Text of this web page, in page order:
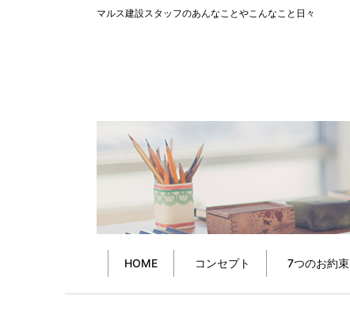
マルス建設スタッフのあんなことやこんなこと日々
HOME コンセプト 7つのお約束